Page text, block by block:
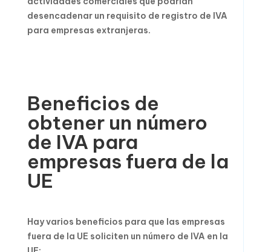
desencadenar un requisito de registro de IVA
para empresas extranjeras.
Beneficios de
obtener un número
de IVA para
empresas fuera de la
UE
Hay varios beneficios para que las empresas
fuera de la UE soliciten un número de IVA en la